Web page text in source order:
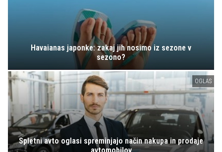
Havaianas japonke: zakaj jih nosimo iz sezone v
sezono?
OGLAS
Spletni avto oglasi spreminjajo način nakupa in prodaje